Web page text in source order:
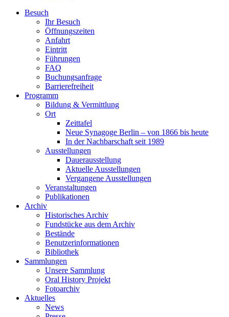
Besuch
Ihr Besuch
Öffnungszeiten
Anfahrt
Eintritt
Führungen
FAQ
Buchungsanfrage
Barrierefreiheit
Programm
Bildung & Vermittlung
Ort
Zeittafel
Neue Synagoge Berlin – von 1866 bis heute
In der Nachbarschaft seit 1989
Ausstellungen
Dauerausstellung
Aktuelle Ausstellungen
Vergangene Ausstellungen
Veranstaltungen
Publikationen
Archiv
Historisches Archiv
Fundstücke aus dem Archiv
Bestände
Benutzerinformationen
Bibliothek
Sammlungen
Unsere Sammlung
Oral History Projekt
Fotoarchiv
Aktuelles
News